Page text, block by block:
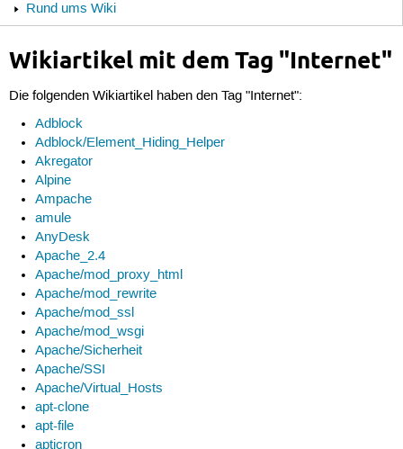
Rund ums Wiki
Wikiartikel mit dem Tag "Internet"
Die folgenden Wikiartikel haben den Tag "Internet":
Adblock
Adblock/Element_Hiding_Helper
Akregator
Alpine
Ampache
amule
AnyDesk
Apache_2.4
Apache/mod_proxy_html
Apache/mod_rewrite
Apache/mod_ssl
Apache/mod_wsgi
Apache/Sicherheit
Apache/SSI
Apache/Virtual_Hosts
apt-clone
apt-file
apticron